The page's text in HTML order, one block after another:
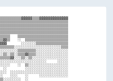
▒▒▒▒▒▒▒▒▒▒▒▒▒▒▒▒▒▒▒▒▒▒▒▒▒▒▒▒
░░  ▒▒▒▒▒▒▒▒▒▒▒▒▒▒▒▒▒▒▒▒▒▒▒▒
░░░░░░░░▒▒▒▒▒▒▒▒▒▒▒▒▒▒▒▒▒▒
░░░░░░
░░  ▒▒░░░░░░░░░░░░░░░░░░░░░░
░░          ░░░░░░░░░░░░░░░░░░░░░░░░
░░░░░░░░░░░░░░░░░░░░░░░░░░░░░░░░
░░░░    ░░      ░░░░░░░░░░░░░░░░
░░